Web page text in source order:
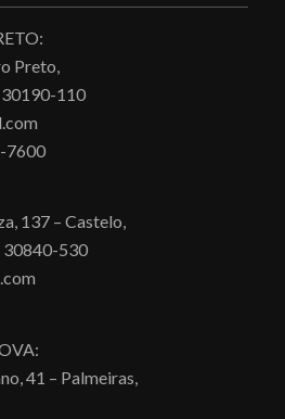
Preto,
110
7600
137 – Castelo,
30840-530
41 – Palmeiras,